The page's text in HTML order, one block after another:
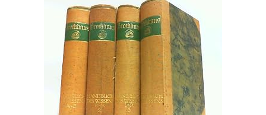
Art & Collectables